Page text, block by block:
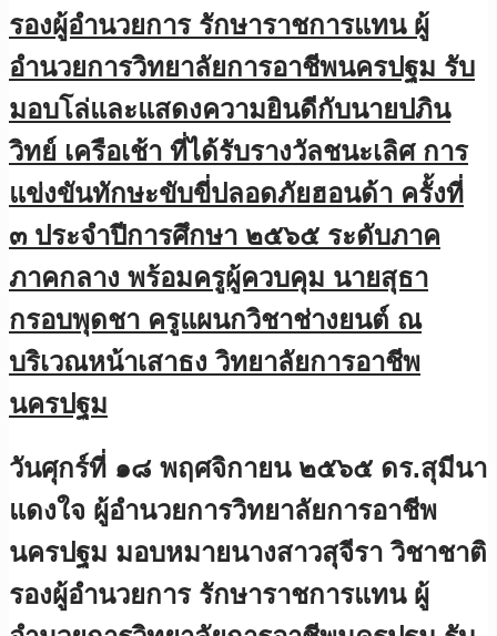
รองผู้อำนวยการ รักษาราชการแทน ผู้
อำนวยการวิทยาลัยการอาชีพนครปฐม รับ
มอบโล่และแสดงความยินดีกับนายปภิน
วิทย์ เครือเช้า ที่ได้รับรางวัลชนะเลิศ การ
แข่งขันทักษะขับขี่ปลอดภัยฮอนด้า ครั้งที่
๓ ประจำปีการศึกษา ๒๕๖๕ ระดับภาค
ภาคกลาง พร้อมครูผู้ควบคุม นายสุธา
กรอบพุดชา ครูแผนกวิชาช่างยนต์ ณ
บริเวณหน้าเสาธง วิทยาลัยการอาชีพ
นครปฐม
วันศุกร์ที่ ๑๘ พฤศจิกายน ๒๕๖๕ ดร.สุมีนา
แดงใจ ผู้อำนวยการวิทยาลัยการอาชีพ
นครปฐม มอบหมายนางสาวสุจีรา วิชาชาติ
รองผู้อำนวยการ รักษาราชการแทน ผู้